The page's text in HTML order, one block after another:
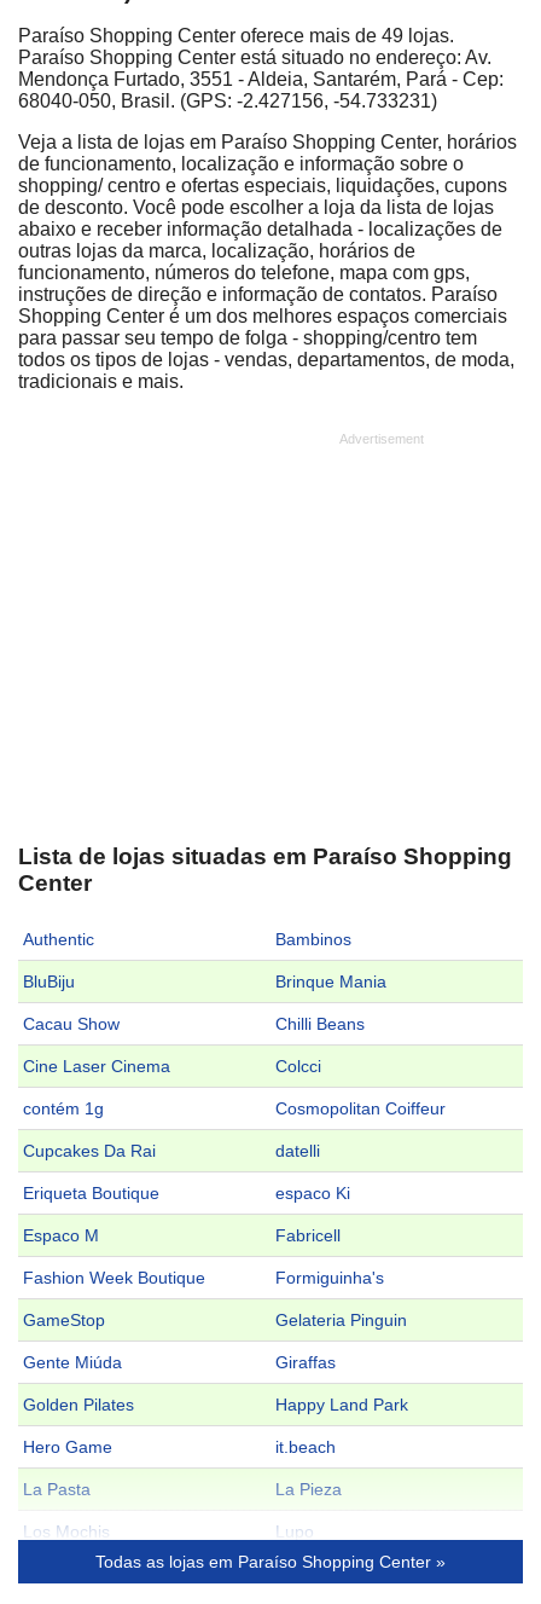
Paraíso Shopping Center oferece mais de 49 lojas.
Paraíso Shopping Center está situado no endereço: Av.
Mendonça Furtado, 3551 - Aldeia, Santarém, Pará - Cep:
68040-050, Brasil. (GPS: -2.427156, -54.733231)
Veja a lista de lojas em Paraíso Shopping Center, horários
de funcionamento, localização e informação sobre o
shopping/ centro e ofertas especiais, liquidações, cupons
de desconto. Você pode escolher a loja da lista de lojas
abaixo e receber informação detalhada - localizações de
outras lojas da marca, localização, horários de
funcionamento, números do telefone, mapa com gps,
instruções de direção e informação de contatos. Paraíso
Shopping Center é um dos melhores espaços comerciais
para passar seu tempo de folga - shopping/centro tem
todos os tipos de lojas - vendas, departamentos, de moda,
tradicionais e mais.
Lista de lojas situadas em Paraíso Shopping
Center
Authentic Bambinos
BluBiju Brinque Mania
Cacau Show Chilli Beans
Cine Laser Cinema Colcci
contém 1g Cosmopolitan Coiffeur
Cupcakes Da Rai datelli
Eriqueta Boutique espaco Ki
Espaco M Fabricell
Fashion Week Boutique Formiguinha's
GameStop Gelateria Pinguin
Gente Miúda Giraffas
Golden Pilates Happy Land Park
Hero Game it.beach
La Pasta La Pieza
Los Mochis Lupo
Mania de Bicho
Todas as lojas em Paraíso Shopping Center »